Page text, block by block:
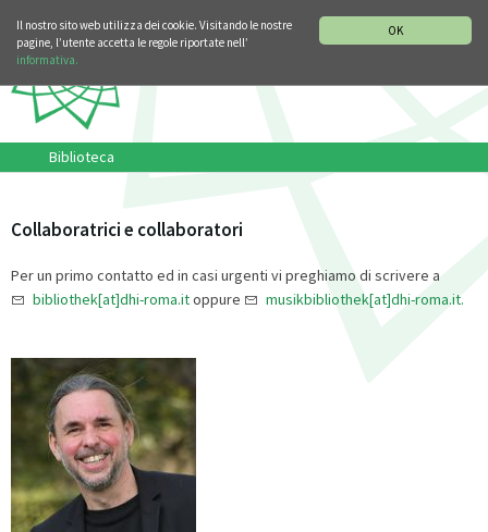
OK
Il nostro sito web utilizza dei cookie. Visitando le nostre
pagine, l’utente accetta le regole riportate nell’
informativa.
Biblioteca
Collaboratrici e collaboratori
Per un primo contatto ed in casi urgenti vi preghiamo di scrivere a
bibliothek[at]dhi-roma.itoppure musikbibliothek[at]dhi-roma.it.